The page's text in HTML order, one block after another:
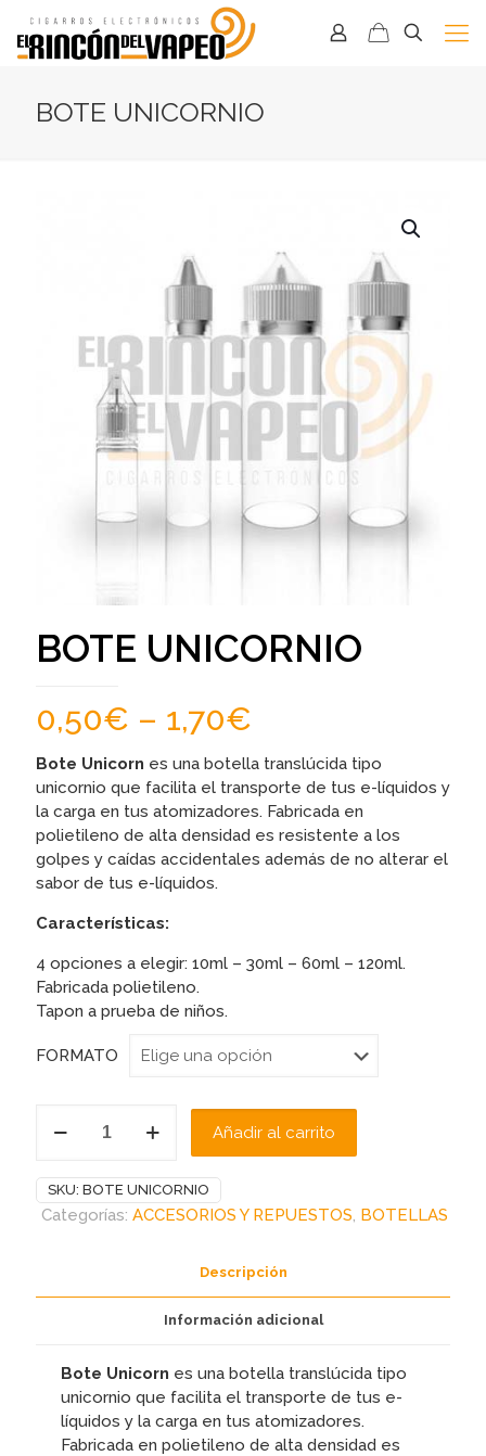
BOTE UNICORNIO
BOTE UNICORNIO
0,50€ – 1,70€
Bote Unicorn es una botella translúcida tipo
unicornio que facilita el transporte de tus e-líquidos y
la carga en tus atomizadores. Fabricada en
polietileno de alta densidad es resistente a los
golpes y caídas accidentales además de no alterar el
sabor de tus e-líquidos.
Características:
4 opciones a elegir: 10ml – 30ml – 60ml – 120ml.
Fabricada polietileno.
Tapon a prueba de niños.
FORMATO
UNICORNIO
Añadir al carrito
SKU: BOTE UNICORNIO
Categorías: ACCESORIOS Y REPUESTOS, BOTELLAS
Descripción
Información adicional
Bote Unicorn es una botella translúcida tipo
unicornio que facilita el transporte de tus e-
líquidos y la carga en tus atomizadores.
Fabricada en polietileno de alta densidad es